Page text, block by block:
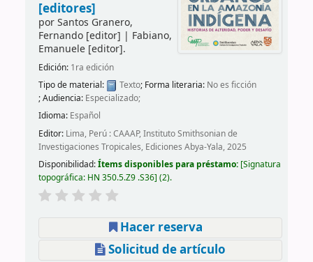
[editores]
porSantos Granero,
Fernando[editor] | Fabiano,
Emanuele[editor].
Edición: 1ra edición
Tipo de material:
Texto; Forma literaria: No es ficción
; Audiencia: Especializado;
Idioma: Español
Editor: Lima, Perú : CAAAP, Instituto Smithsonian de
Investigaciones Tropicales, Ediciones Abya-Yala, 2025
Disponibilidad:Ítems disponibles para préstamo: Signatura
topográfica: HN 350.5.Z9 .S36 (2).
Hacer reserva
Solicitud de artículo